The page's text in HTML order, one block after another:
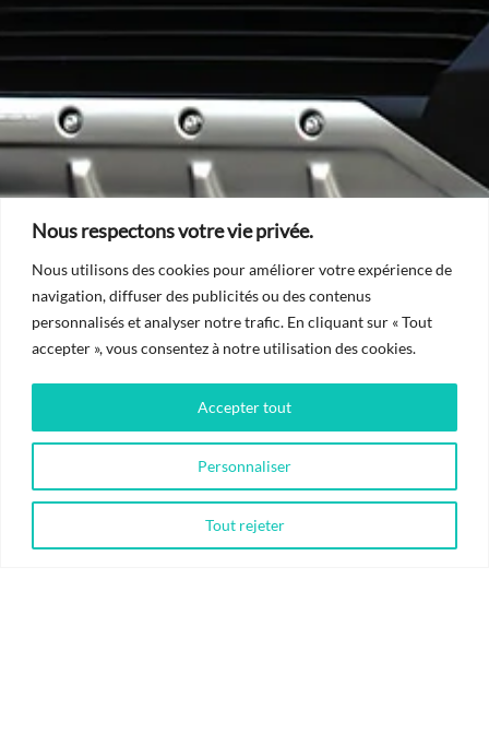
Nous respectons votre vie privée.
Nous utilisons des cookies pour améliorer votre expérience de
navigation, diffuser des publicités ou des contenus
personnalisés et analyser notre trafic. En cliquant sur « Tout
accepter », vous consentez à notre utilisation des cookies.
Personnaliser
Tout rejeter
Accepter tout